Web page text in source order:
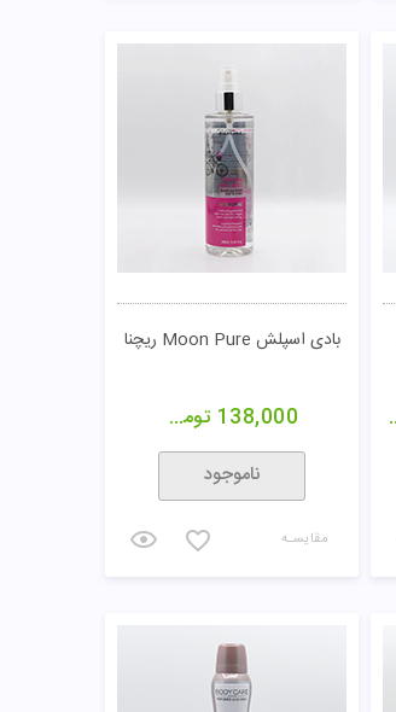
بادی اسپلش Moon Pure ریچنا
138,000 تومان
ناموجود
مقایسـه